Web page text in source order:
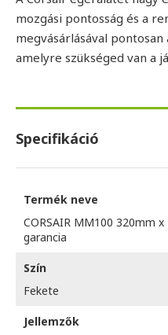
mozgási pontosság és a
megvásárlásával
amelyre szükséged van a
Specifikáció
Termék neve
CORSAIR MM100 320mm
garancia
Szín
Fekete
Jellemzők